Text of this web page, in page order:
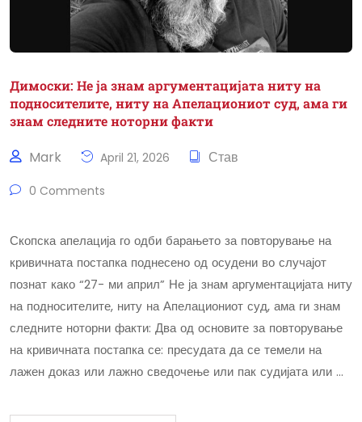
Димоски: Не ја знам аргументацијата ниту на
подносителите, ниту на Апелациониот суд, ама ги
знам следните ноторни факти
Mark April 21, 2026 Став
0 Comments
Скопска апелација го одби барањето за повторување на
кривичната постапка поднесено од осудени во случајот
познат како “27- ми април” Не ја знам аргументацијата ниту
на подносителите, ниту на Апелациониот суд, ама ги знам
следните ноторни факти: Два од основите за повторување
на кривичната постапка се: пресудата да се темели на
лажен доказ или лажно сведочење или пак судијата или …